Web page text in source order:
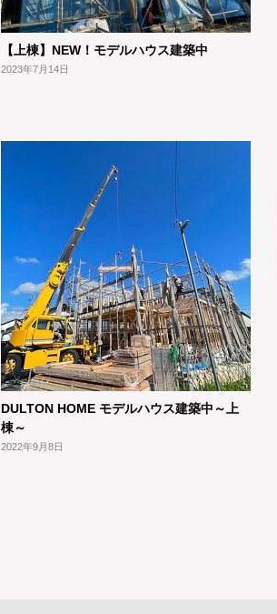
【上棟】NEW！モデルハウス建築中
2023年7月14日
DULTON HOME モデルハウス建築中～上
棟～
2022年9月8日